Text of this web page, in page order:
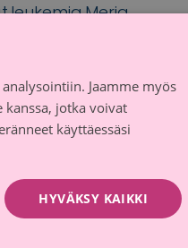
,leukemia,Merja
Roosa
FINNISH
Jaamme myös
jotka voivat
käyttäessäsi
HYVÄKSY KAIKKI